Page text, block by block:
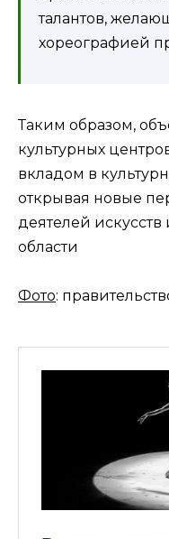
талантов,
хореографией
Таким образом,
культурных
вкладом в
открывая новые
деятелей
области
Фото: